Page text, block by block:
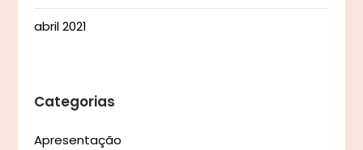
abril 2021
Categorias
Apresentação